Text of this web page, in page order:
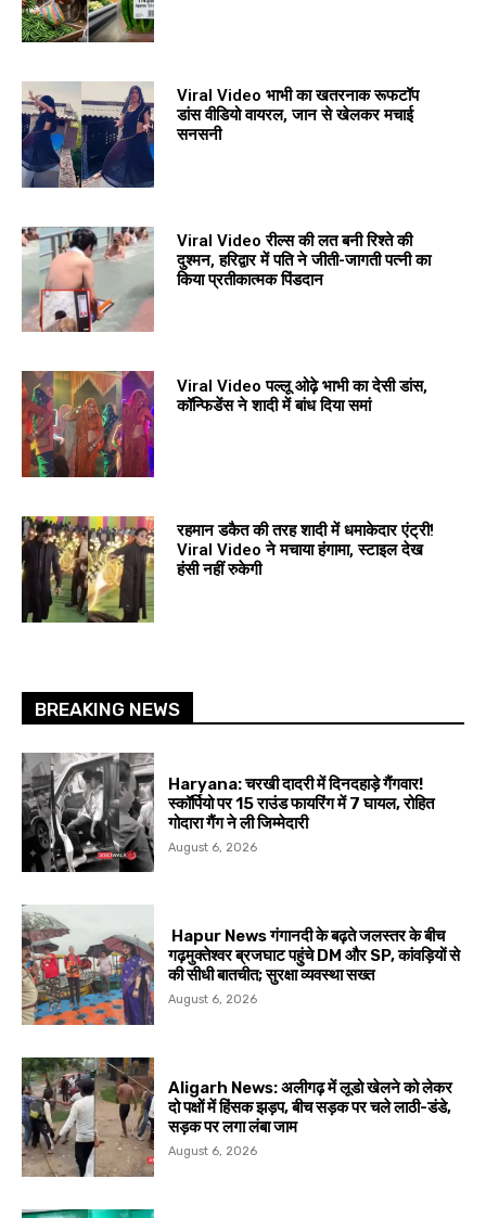
Viral Video भाभी का खतरनाक रूफटॉप
डांस वीडियो वायरल, जान से खेलकर मचाई
सनसनी
Viral Video रील्स की लत बनी रिश्ते की
दुश्मन, हरिद्वार में पति ने जीती-जागती पत्नी का
किया प्रतीकात्मक पिंडदान
Viral Video पल्लू ओढ़े भाभी का देसी डांस,
कॉन्फिडेंस ने शादी में बांध दिया समां
रहमान डकैत की तरह शादी में धमाकेदार एंट्री!
Viral Video ने मचाया हंगामा, स्टाइल देख
हंसी नहीं रुकेगी
BREAKING NEWS
Haryana: चरखी दादरी में दिनदहाड़े गैंगवार!
स्कॉर्पियो पर 15 राउंड फायरिंग में 7 घायल, रोहित
गोदारा गैंग ने ली जिम्मेदारी
August 6, 2026
Hapur News गंगानदी के बढ़ते जलस्तर के बीच
गढ़मुक्तेश्वर ब्रजघाट पहुंचे DM और SP, कांवड़ियों से
की सीधी बातचीत; सुरक्षा व्यवस्था सख्त
August 6, 2026
Aligarh News: अलीगढ़ में लूडो खेलने को लेकर
दो पक्षों में हिंसक झड़प, बीच सड़क पर चले लाठी-डंडे,
सड़क पर लगा लंबा जाम
August 6, 2026